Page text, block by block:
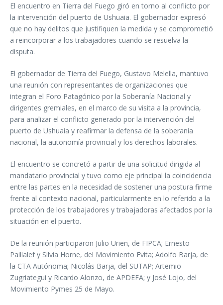
El encuentro en Tierra del Fuego giró en torno al conflicto por
la intervención del puerto de Ushuaia. El gobernador expresó
que no hay delitos que justifiquen la medida y se comprometió
a reincorporar a los trabajadores cuando se resuelva la
disputa.
El gobernador de Tierra del Fuego, Gustavo Melella, mantuvo
una reunión con representantes de organizaciones que
integran el Foro Patagónico por la Soberanía Nacional y
dirigentes gremiales, en el marco de su visita a la provincia,
para analizar el conflicto generado por la intervención del
puerto de Ushuaia y reafirmar la defensa de la soberanía
nacional, la autonomía provincial y los derechos laborales.
El encuentro se concretó a partir de una solicitud dirigida al
mandatario provincial y tuvo como eje principal la coincidencia
entre las partes en la necesidad de sostener una postura firme
frente al contexto nacional, particularmente en lo referido a la
protección de los trabajadores y trabajadoras afectados por la
situación en el puerto.
De la reunión participaron Julio Urien, de FIPCA; Ernesto
Paillalef y Silvia Horne, del Movimiento Evita; Adolfo Barja, de
la CTA Autónoma; Nicolás Barja, del SUTAP; Artemio
Zugriategui y Ricardo Alonzo, de APDEFA; y José Lojo, del
Movimiento Pymes 25 de Mayo.